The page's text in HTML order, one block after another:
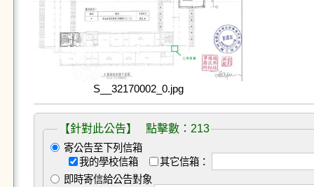
S__32170002_0.jpg
【針對此公告】 點擊數：213
寄公告至下列信箱
我的學校信箱
其它信箱：
即時寄信給公告對象